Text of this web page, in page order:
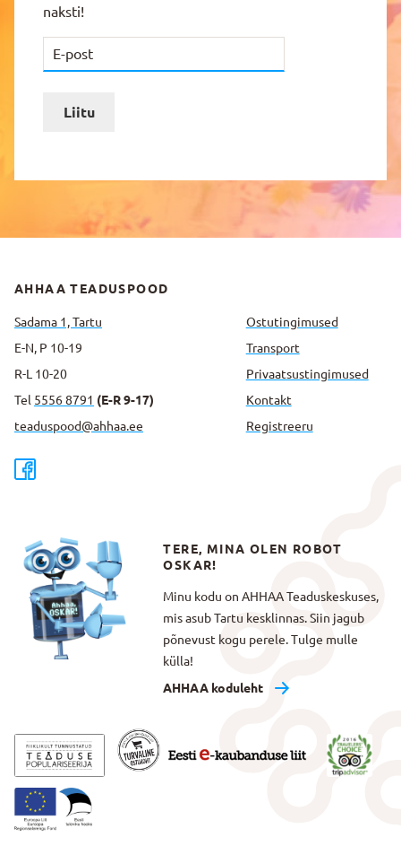
naksti!
Liitu
AHHAA TEADUSPOOD
Sadama 1, Tartu
E-N, P 10-19
R-L 10-20
Tel 5556 8791 (E-R 9-17)
teaduspood@ahhaa.ee
Ostutingimused
Transport
Privaatsus­tingimused
Kontakt
Registreeru
TERE, MINA OLEN ROBOT
OSKAR!
Minu kodu on AHHAA Teaduskeskuses,
mis asub Tartu kesklinnas. Siin jagub
põnevust kogu perele. Tulge mulle
külla!
AHHAA koduleht